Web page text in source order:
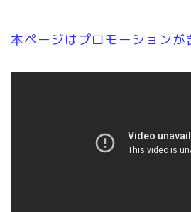
本ページはプロモーションが